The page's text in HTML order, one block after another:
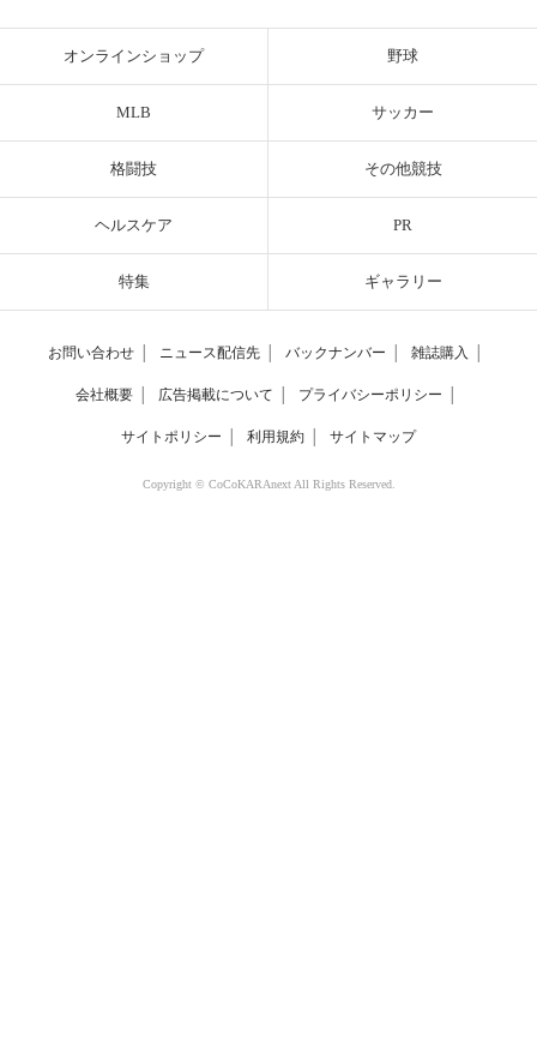
オンラインショップ 野球
MLB サッカー
格闘技 その他競技
ヘルスケア PR
特集 ギャラリー
お問い合わせ ニュース配信先 バックナンバー 雑誌購入
会社概要 広告掲載について プライバシーポリシー
サイトポリシー 利用規約 サイトマップ
Copyright © CoCoKARAnext All Rights Reserved.